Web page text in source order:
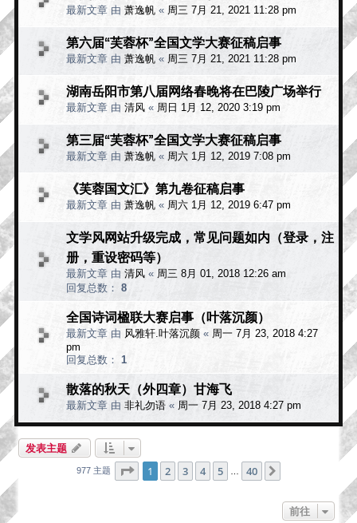
最新文章 由 萧逸帆 « 周三 7月 21, 2021 11:28 pm
第六届“芙蓉杯”全国文学大赛征稿启事
最新文章 由 萧逸帆 « 周三 7月 21, 2021 11:28 pm
湖南岳阳市第八届网络春晚将在巴陵广场举行
最新文章 由 清风 « 周日 1月 12, 2020 3:19 pm
第三届“芙蓉杯”全国文学大赛征稿启事
最新文章 由 萧逸帆 « 周六 1月 12, 2019 7:08 pm
《芙蓉国文汇》第九卷征稿启事
最新文章 由 萧逸帆 « 周六 1月 12, 2019 6:47 pm
文学风网站升级完成，常见问题如内（登录，注
册，重设密码等）
最新文章 由 清风 « 周三 8月 01, 2018 12:26 am
回复总数： 8
全国诗词楹联大赛启事（叶落沉颜）
最新文章 由 风雅轩.叶落沉颜 « 周一 7月 23, 2018 4:27
pm
回复总数： 1
散落的秋天（外四章）甘海飞
最新文章 由 非礼勿语 « 周一 7月 23, 2018 4:27 pm
发表主题
977 主题 分页：1 40
1 2 3 4 5 40
前往